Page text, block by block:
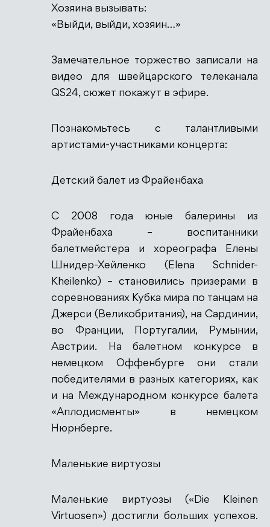
Хозяина вызывать:
«Выйди, выйди, хозяин…»
Замечательное торжество записали на
видео для швейцарского телеканала
QS24, сюжет покажут в эфире.
Познакомьтесь с талантливыми
артистами-участниками концерта:
Детский балет из Фрайенбаха
С 2008 года юные балерины из
Фрайенбаха – воспитанники
балетмейстера и хореографа Елены
Шнидер-Хейленко (Elena Schnider-
Kheilenko) – становились призерами в
соревнованиях Кубка мира по танцам на
Джерси (Великобритания), на Сардинии,
во Франции, Португалии, Румынии,
Австрии. На балетном конкурсе в
немецком Оффенбурге они стали
победителями в разных категориях, как
и на Международном конкурсе балета
«Аплодисменты» в немецком
Нюрнберге.
Маленькие виртуозы
Маленькие виртуозы («Die Kleinen
Virtuosen») достигли больших успехов.